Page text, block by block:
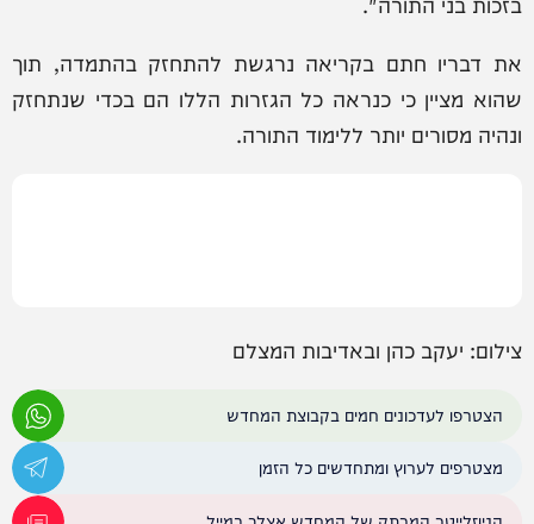
את דבריו חתם בקריאה נרגשת להתחזק בהתמדה, תוך
שהוא מציין כי כנראה כל הגזרות הללו הם בכדי שנתחזק
ונהיה מסורים יותר ללימוד התורה.
צילום: יעקב כהן ובאדיבות המצלם
הצטרפו לעדכונים חמים בקבוצת המחדש
מצטרפים לערוץ ומתחדשים כל הזמן